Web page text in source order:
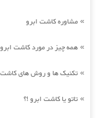
» مشاوره کاشت ابرو
» همه چیز در مورد کاشت ابرو
» تکنیک ها و روش های کاشت
» تاتو یا کاشت ابرو !؟